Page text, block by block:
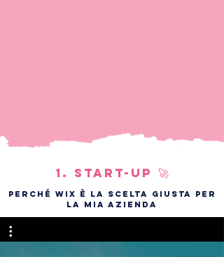
1. START-UP 🚀
PERCHÉ WIX È LA SCELTA GIUSTA PER
LA MIA AZIENDA